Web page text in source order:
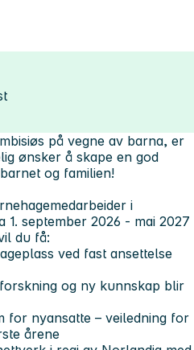
på vegne av barna, er
ønsker å skape en god
og familien!
i
september 2026 - mai 2027
du få:
ved fast ansettelse
og ny kunnskap blir
for nyansatte – veiledning for
årene